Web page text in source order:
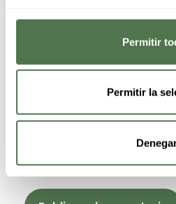
Permitir
Permitir la
Save my name, email, and